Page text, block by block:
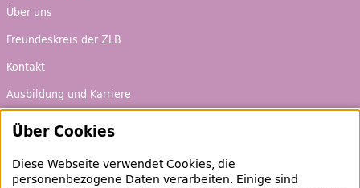
Über uns
Freundeskreis der ZLB
Kontakt
Ausbildung und Karriere
Ausleihen & Entdecken
Schaufenster
Über Cookies
Diese Webseite verwendet Cookies, die
personenbezogene Daten verarbeiten. Einige sind